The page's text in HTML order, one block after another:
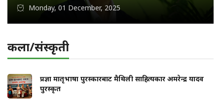
Monday, 01 December, 2025
कला/संस्कृती
प्रज्ञा मातृभाषा पुरस्कारबाट मैथिली साहित्यकार अमरेन्द्र यादव
पुरस्कृत